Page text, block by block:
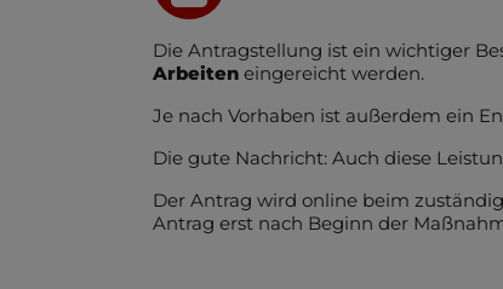
Die Antragstellung ist ein wichtiger
Arbeiten eingereicht werden.
Je nach Vorhaben ist außerdem ein
Die gute Nachricht: Auch diese
Der Antrag wird online beim
Antrag erst nach Beginn der